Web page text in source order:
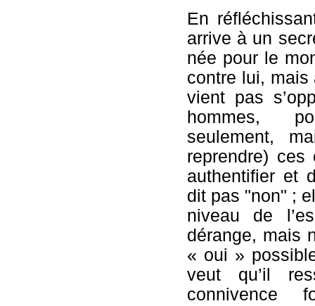
En
arrive à un
née pour le
contre lui,
vient pas
hommes,
seulement,
reprendre)
authentifier et
dit pas "non" ;
niveau de
dérange, mais
« oui »
veut qu’il
connivence